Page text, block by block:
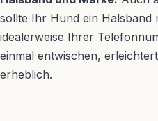
sollte Ihr Hund ein Halsband
idealerweise Ihrer
einmal entwischen,
erheblich.